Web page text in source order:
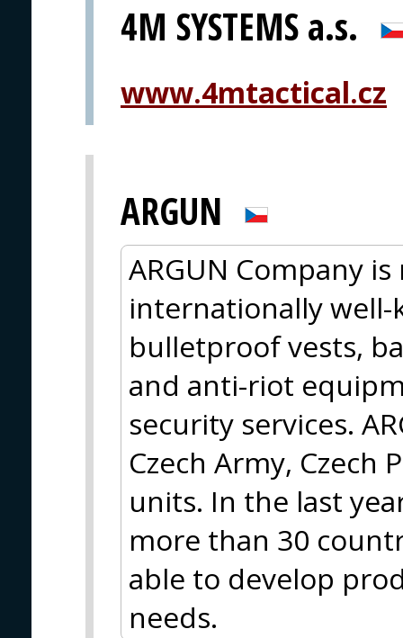
4M SYSTEMS a.s.
www.4mtactical.cz
ARGUN
ARGUN Company
internationally
bulletproof vests,
and anti-riot
security services.
Czech Army, Czech
units. In the last
more than 30
able to develop
needs.